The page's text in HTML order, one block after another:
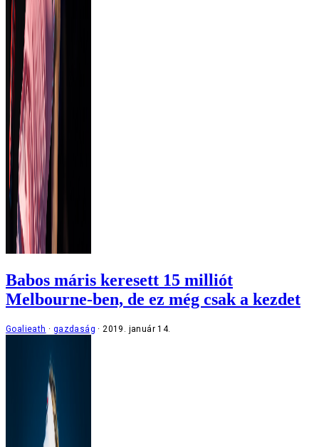
Babos máris keresett 15 milliót
Melbourne-ben, de ez még csak a kezdet
Goalieath gazdaság 2019. január 14.